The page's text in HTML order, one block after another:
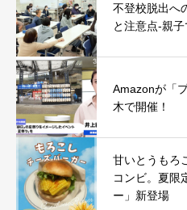
不登校脱出へ
と注意点-親
Amazonが「
木で開催！
甘いとうもろ
コンビ。夏限
ー」新登場